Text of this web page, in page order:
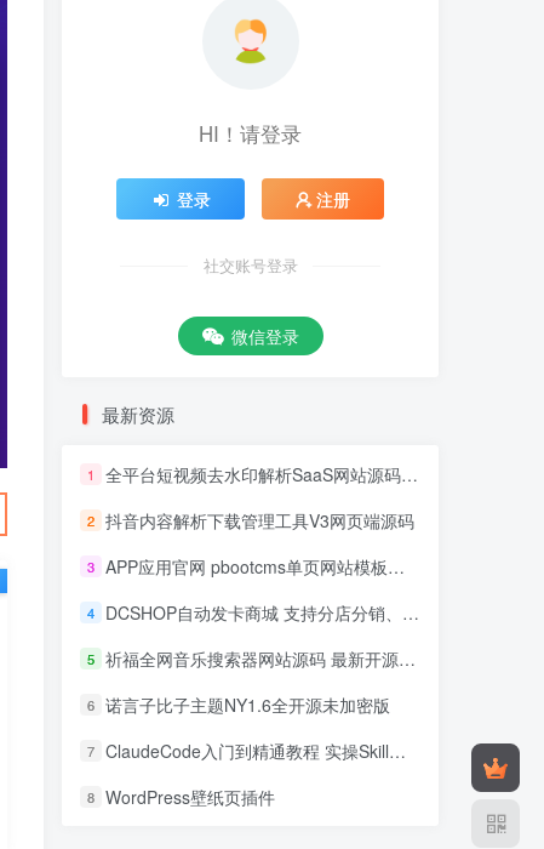
HI！请登录
登录 注册
社交账号登录
微信登录
最新资源
1 全平台短视频去水印解析SaaS网站源码 去水印api总站开源版本
2 抖音内容解析下载管理工具V3网页端源码
3 APP应用官网 pbootcms单页网站模板源码
4 DCSHOP自动发卡商城 支持分店分销、实物发货、自带博客
5 祈福全网音乐搜索器网站源码 最新开源修复版
6 诺言子比子主题NY1.6全开源未加密版
7 ClaudeCode入门到精通教程 实操Skill开发+企业级插件
8 WordPress壁纸页插件